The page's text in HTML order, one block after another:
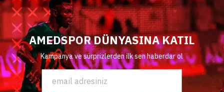
AMEDSPOR DÜNYASINA KATIL
Kampanya ve sürprizlerden ilk sen haberdar ol